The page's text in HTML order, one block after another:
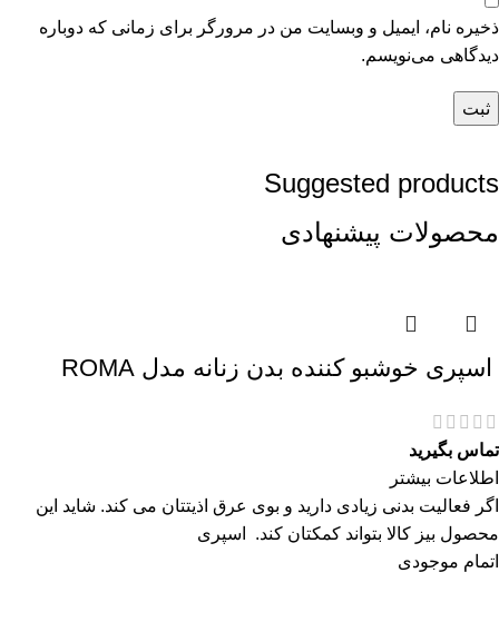
ذخیره نام، ایمیل و وبسایت من در مرورگر برای زمانی که دوباره
دیدگاهی می‌نویسم.
Suggested products
محصولات پیشنهادی
اسپری خوشبو کننده بدن زنانه مدل ROMA
تماس بگیرید
اطلاعات بیشتر
اگر فعالیت بدنی زیادی دارید و بوی عرق اذیتتان می کند. شاید این
محصول بیز کالا بتواند کمکتان کند. اسپری
اتمام موجودی